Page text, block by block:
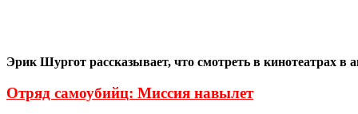
Эрик Шургот рассказывает, что смотреть в кинотеатрах в
Отряд самоубийц: Миссия навылет